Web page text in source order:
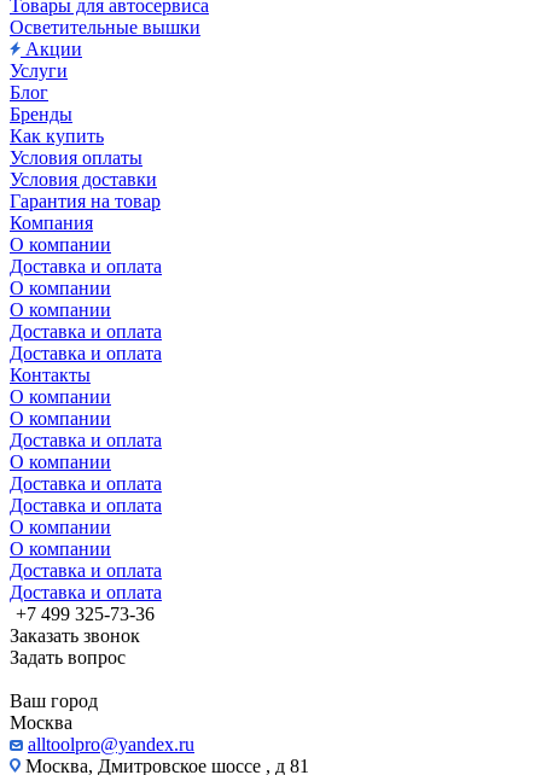
Товары для автосервиса
Осветительные вышки
Акции
Услуги
Блог
Бренды
Как купить
Условия оплаты
Условия доставки
Гарантия на товар
Компания
О компании
Доставка и оплата
О компании
О компании
Доставка и оплата
Доставка и оплата
Контакты
О компании
О компании
Доставка и оплата
О компании
Доставка и оплата
Доставка и оплата
О компании
О компании
Доставка и оплата
Доставка и оплата
+7 499 325-73-36
Заказать звонок
Задать вопрос
Ваш город
Москва
alltoolpro@yandex.ru
Москва, Дмитровское шоссе , д 81